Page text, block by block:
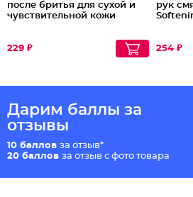
после бритья для сухой и
чувствительной кожи
229 ₽
рук
254 ₽
Дарим баллы за
отзывы
10 баллов за отзыв*
20 баллов за отзыв с фото товара